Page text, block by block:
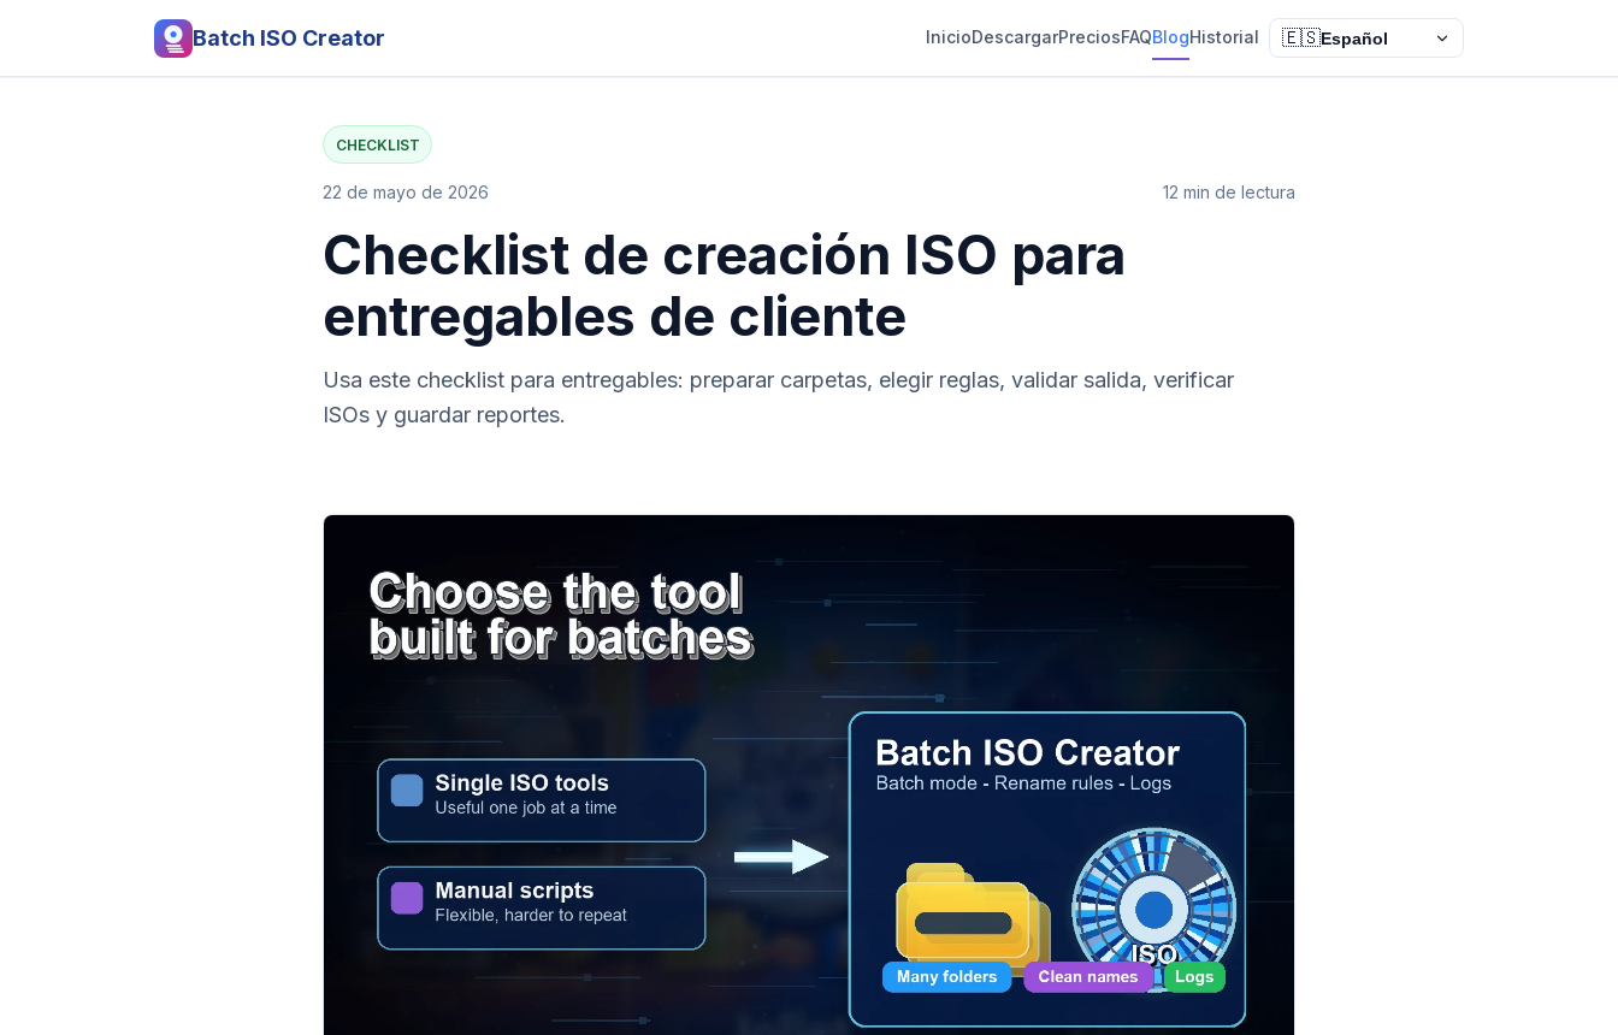
Batch ISO Creator InicioDescargarPreciosFAQBlogHistorial 🇪🇸Español
CHECKLIST
22 de mayo de 2026 12 min de lectura
Checklist de creación ISO para
entregables de cliente
Usa este checklist para entregables: preparar carpetas, elegir reglas, validar salida, verificar
ISOs y guardar reportes.